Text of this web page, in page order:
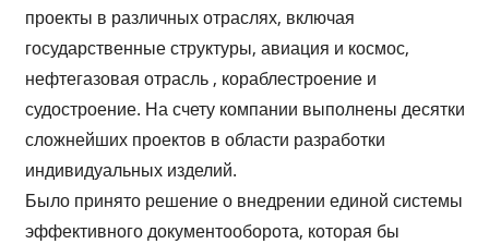
проекты в различных отраслях, включая
государственные структуры, авиация и космос,
нефтегазовая отрасль , кораблестроение и
судостроение. На счету компании выполнены десятки
сложнейших проектов в области разработки
индивидуальных изделий.
Было принято решение о внедрении единой системы
эффективного документооборота, которая бы